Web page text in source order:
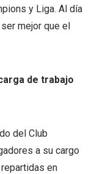
y Liga. Al día
mejor que el
de trabajo
del Club
a su cargo
en